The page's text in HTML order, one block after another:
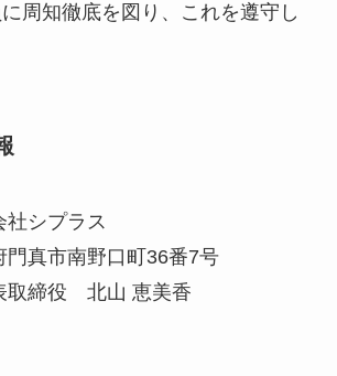
周知徹底を図り、これを遵守し
社シプラス
門真市南野口町36番7号
取締役 北山 恵美香